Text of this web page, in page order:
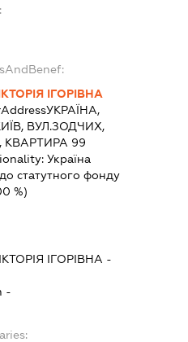
ІГОРІВНА
УКРАЇНА,
ВУЛ.ЗОДЧИХ,
КВАРТИРА 99
Україна
статутного фонду
%)
ІГОРІВНА -
-